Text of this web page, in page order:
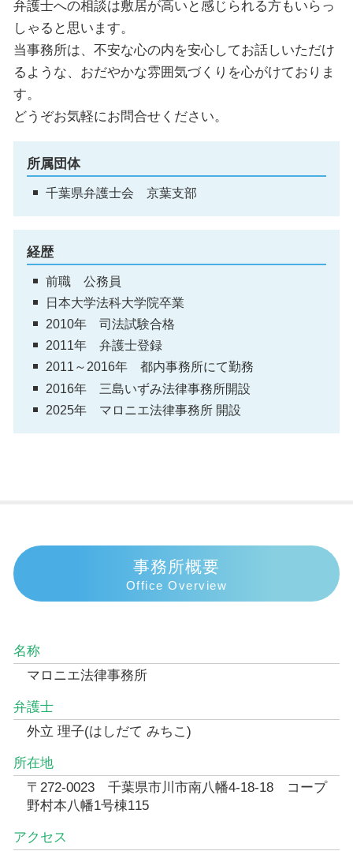
弁護士への相談は敷居が高いと感じられる方もいらっ
しゃると思います。
当事務所は、不安な心の内を安心してお話しいただけ
るような、おだやかな雰囲気づくりを心がけておりま
す。
どうぞお気軽にお問合せください。
所属団体
千葉県弁護士会 京葉支部
経歴
前職 公務員
日本大学法科大学院卒業
2010年 司法試験合格
2011年 弁護士登録
2011～2016年 都内事務所にて勤務
2016年 三島いずみ法律事務所開設
2025年 マロニエ法律事務所 開設
事務所概要
Office Overview
名称
マロニエ法律事務所
弁護士
外立 理子(はしだて みちこ)
所在地
〒272-0023 千葉県市川市南八幡4-18-18 コープ
野村本八幡1号棟115
アクセス